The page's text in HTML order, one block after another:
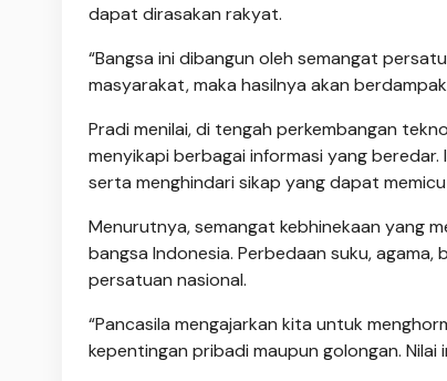
dapat dirasakan rakyat.
“Bangsa ini dibangun oleh semangat
masyarakat, maka hasilnya akan
Pradi menilai, di tengah perkembangan
menyikapi berbagai informasi yang
serta menghindari sikap yang dapat
Menurutnya, semangat kebhinekaan yang
bangsa Indonesia. Perbedaan suku,
persatuan nasional.
“Pancasila mengajarkan kita untuk
kepentingan pribadi maupun golongan.